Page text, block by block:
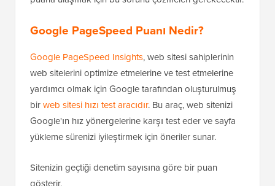
Google PageSpeed Puanı Nedir?
Google PageSpeed Insights, web sitesi sahiplerinin
web sitelerini optimize etmelerine ve test etmelerine
yardımcı olmak için Google tarafından oluşturulmuş
birweb sitesi hızı test aracıdır. Bu araç, web sitenizi
Google'ın hız yönergelerine karşı test eder ve sayfa
yükleme sürenizi iyileştirmek için öneriler sunar.
Sitenizin geçtiği denetim sayısına göre bir puan